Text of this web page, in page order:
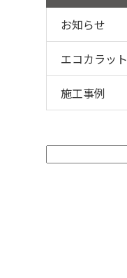
お知らせ
エコカラット
施工事例